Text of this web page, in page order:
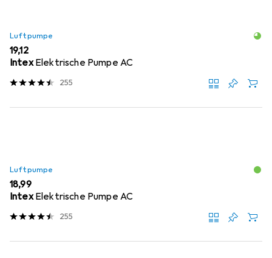
Luftpumpe
EUR
19,12
Intex Elektrische Pumpe AC
255
Luftpumpe
EUR
18,99
Intex Elektrische Pumpe AC
255